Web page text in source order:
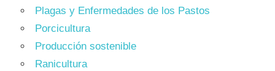
Plagas y Enfermedades de los Pastos
Porcicultura
Producción sostenible
Ranicultura